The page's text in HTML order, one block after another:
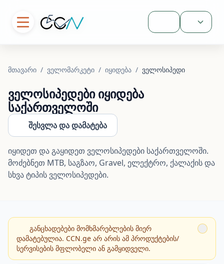
შესვლა
მთავარი / ველომარკეტი / იყიდება / ველოსიპედი
ველოსიპედები იყიდება
საქართველოში
შესვლა და დამატება
იყიდეთ და გაყიდეთ ველოსიპედები საქართველოში.
მოძებნეთ MTB, საგზაო, Gravel, ელექტრო, ქალაქის და
სხვა ტიპის ველოსიპედები.
განცხადებები მომხმარებლების მიერ
დამატებულია. CCN.ge არ არის ამ პროდუქტების/
სერვისების მფლობელი ან გამყიდველი.